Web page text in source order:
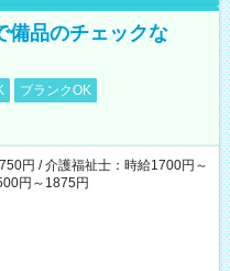
備品のチェックな
ブランクOK
円 / 介護福祉士：時給1700円～
円～1875円